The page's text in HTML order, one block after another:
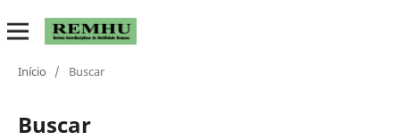
Início / Buscar
Buscar